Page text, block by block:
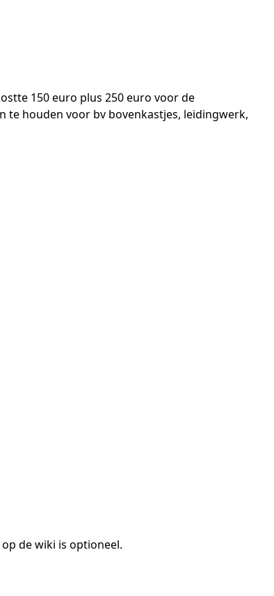
150 euro plus 250 euro voor de
te houden voor bv bovenkastjes, leidingwerk,
de wiki is optioneel.